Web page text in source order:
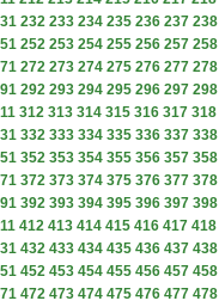
232 233 234 235 236 237 238
252 253 254 255 256 257 258
272 273 274 275 276 277 278
292 293 294 295 296 297 298
312 313 314 315 316 317 318
332 333 334 335 336 337 338
352 353 354 355 356 357 358
372 373 374 375 376 377 378
392 393 394 395 396 397 398
412 413 414 415 416 417 418
432 433 434 435 436 437 438
452 453 454 455 456 457 458
472 473 474 475 476 477 478